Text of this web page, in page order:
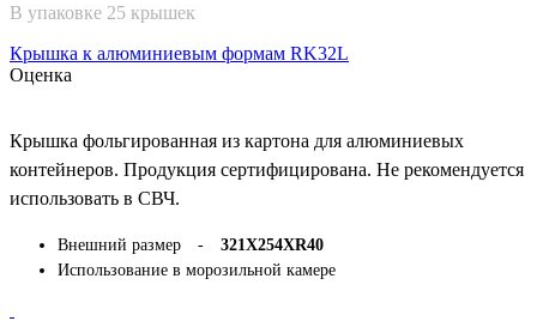
В упаковке 25 крышек
Крышка к алюминиевым формам RK32L
Оценка
Крышка фольгированная из картона для алюминиевых
контейнеров. Продукция сертифицирована. Не рекомендуется
использовать в СВЧ.
Внешний размер - 321Х254ХR40
Использование в морозильной камере